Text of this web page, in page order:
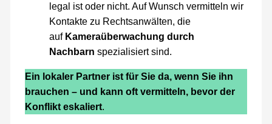
legal ist oder nicht. Auf Wunsch vermitteln wir
Kontakte zu Rechtsanwälten, die
auf Kameraüberwachung durch
Nachbarn spezialisiert sind.
Ein lokaler Partner ist für Sie da, wenn Sie ihn
brauchen – und kann oft vermitteln, bevor der
Konflikt eskaliert.